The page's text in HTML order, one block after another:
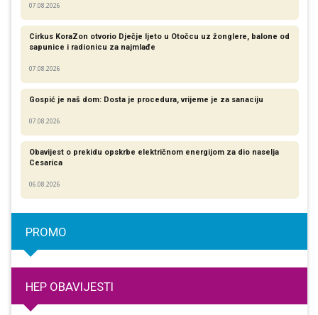
07.08.2026
Cirkus KoraZon otvorio Dječje ljeto u Otočcu uz žonglere, balone od
sapunice i radionicu za najmlađe
07.08.2026
Gospić je naš dom: Dosta je procedura, vrijeme je za sanaciju
07.08.2026
Obavijest o prekidu opskrbe električnom energijom za dio naselja
Cesarica
06.08.2026
PROMO
HEP OBAVIJESTI